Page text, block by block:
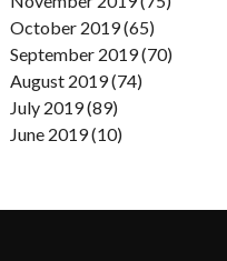
October 2019 (65)
September 2019 (70)
August 2019 (74)
July 2019 (89)
June 2019 (10)